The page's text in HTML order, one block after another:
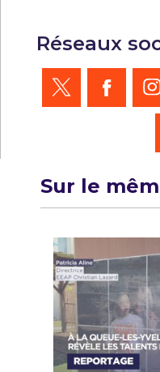
Réseaux
Sur le